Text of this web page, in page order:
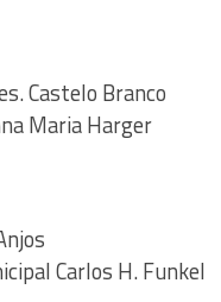
Castelo Branco
Maria Harger
Carlos H. Funkel